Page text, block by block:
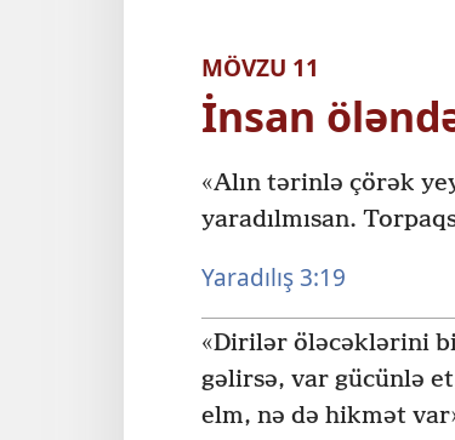
MÖVZU 11
İnsan
«Alın tərinlə çörək
yaradılmısan.
Yaradılış 3:19
«Dirilər öləcəklərini
gəlirsə, var gücünlə
elm, nə də hikmət